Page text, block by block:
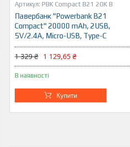
PBK Compact B21 20K B
Павербанк "Powerbank B21
Compact" 20000 mAh, 2USB,
5V/2.4A, Micro-USB, Type-C
1 329 ₴ 1 129,65 ₴
В наявності
Купити